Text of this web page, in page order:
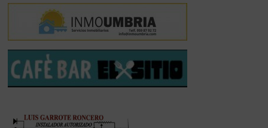
EL
NUEVO
COLOMBINO?